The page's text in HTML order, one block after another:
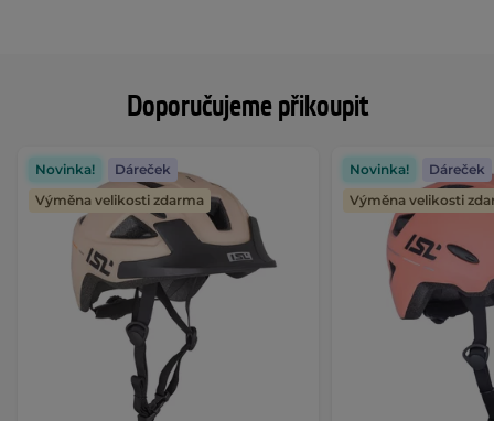
Doporučujeme přikoupit
Novinka!
Dáreček
Výměna velikosti zdarma
Novinka!
Dáreček
Výměna velikosti